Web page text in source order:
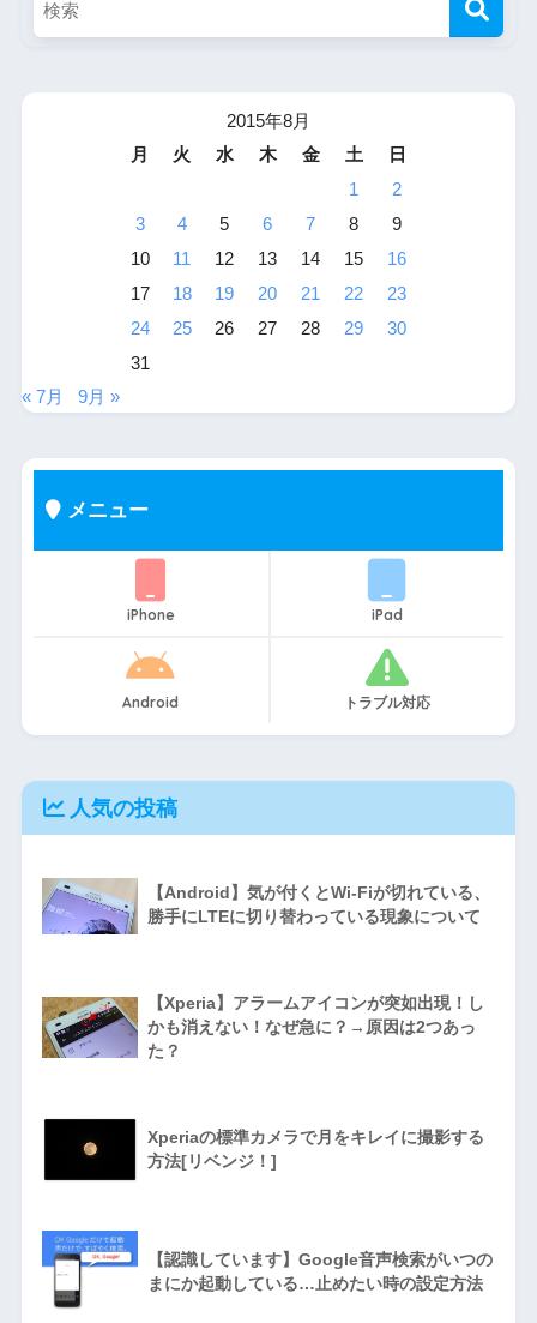
2015年8月
月
火 水 木 金 土
日
1
2
3
4 5 6 7 8
9
10
11 12 13 14 15
16
17
18 19 20 21 22
23
24
25 26 27 28 29
30
31
« 7月
9月 »
メニュー
iPhone iPad
Android トラブル対応
人気の投稿
【Android】気が付くとWi-Fiが切れている、
勝手にLTEに切り替わっている現象について
【Xperia】アラームアイコンが突如出現！し
かも消えない！なぜ急に？→原因は2つあっ
た？
Xperiaの標準カメラで月をキレイに撮影する
方法[リベンジ！]
【認識しています】Google音声検索がいつの
まにか起動している…止めたい時の設定方法